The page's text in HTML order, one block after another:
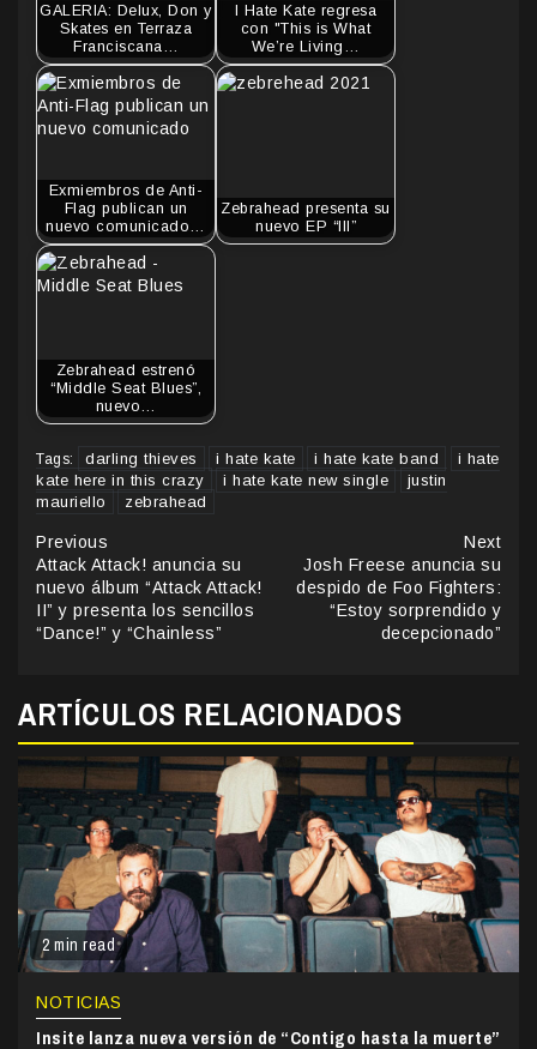
GALERIA: Delux, Don y
Skates en Terraza
Franciscana…
I Hate Kate regresa
con "This is What
We’re Living…
Exmiembros de Anti-
Flag publican un
nuevo comunicado…
Zebrahead presenta su
nuevo EP “III”
Zebrahead estrenó
“Middle Seat Blues”,
nuevo…
Tags: darling thieves i hate kate i hate kate band
i hate
kate here in this crazy
i hate kate new single
justin
mauriello
zebrahead
Continue
Reading
Previous
Attack Attack! anuncia su
nuevo álbum “Attack Attack!
II” y presenta los sencillos
“Dance!” y “Chainless”
Next
Josh Freese anuncia su
despido de Foo Fighters:
“Estoy sorprendido y
decepcionado”
ARTÍCULOS RELACIONADOS
2 min read
NOTICIAS
Insite lanza nueva versión de “Contigo hasta la muerte”